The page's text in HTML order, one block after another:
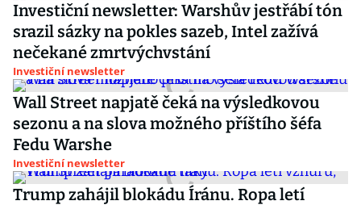
Investiční newsletter: Warshův jestřábí tón
srazil sázky na pokles sazeb, Intel zažívá
nečekané zmrtvýchvstání
Investiční newsletter
Wall Street napjatě čeká na výsledkovou
sezonu a na slova možného příštího šéfa
Fedu Warshe
Investiční newsletter
Trump zahájil blokádu Íránu. Ropa letí